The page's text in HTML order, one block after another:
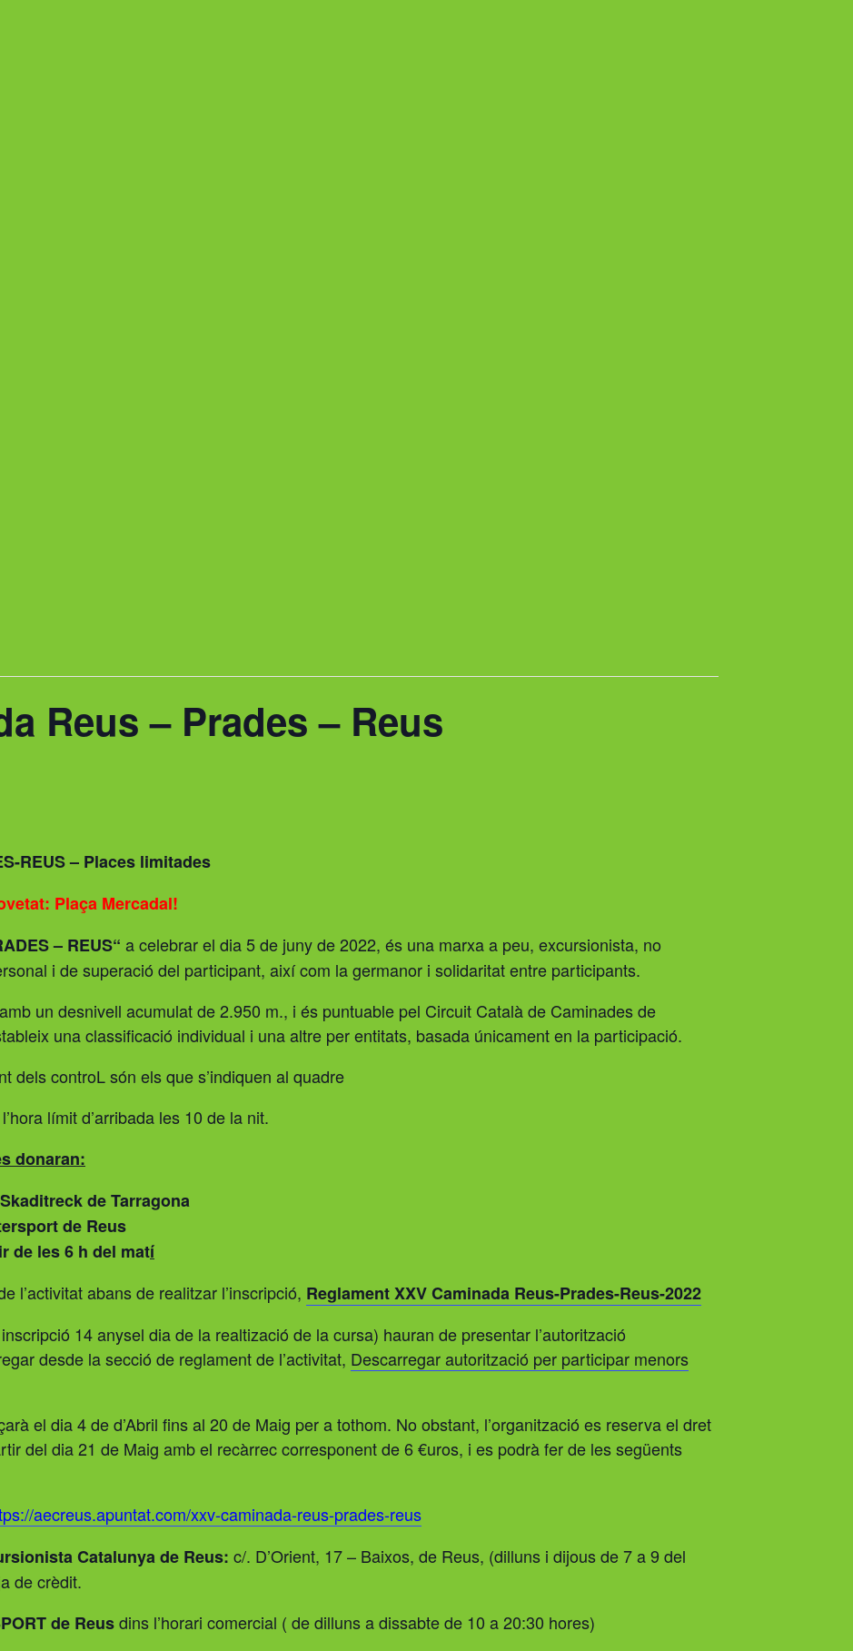
Reus – Prades – Reus
REUS – Places limitades
Plaça Mercadal!
– REUS“ a celebrar el dia 5 de juny de 2022, és una marxa a peu, excursionista, no
i de superació del participant, així com la germanor i solidaritat entre participants.
un desnivell acumulat de 2.950 m., i és puntuable pel Circuit Català de Caminades de
una classificació individual i una altre per entitats, basada únicament en la participació.
dels controL són els que s’indiquen al quadre
límit d’arribada les 10 de la nit.
donaran:
de Tarragona
de Reus
de les 6 h del matí
l’activitat abans de realitzar l’inscripció, Reglament XXV Caminada Reus-Prades-Reus-2022
14 anysel dia de la realtizació de la cursa) hauran de presentar l’autorització
desde la secció de reglament de l’activitat, Descarregar autorització per participar menors
el dia 4 de d’Abril fins al 20 de Maig per a tothom. No obstant, l’organització es reserva el dret
del dia 21 de Maig amb el recàrrec corresponent de 6 €uros, i es podrà fer de les següents
aecreus.apuntat.com/xxv-caminada-reus-prades-reus
Catalunya de Reus: c/. D’Orient, 17 – Baixos, de Reus, (dilluns i dijous de 7 a 9 del
de crèdit.
de Reusdins l’horari comercial ( de dilluns a dissabte de 10 a 20:30 hores)